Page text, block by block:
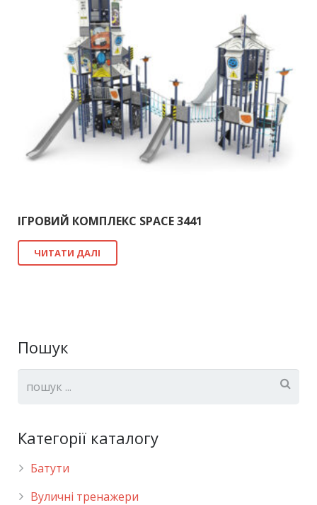
ІГРОВИЙ КОМПЛЕКС SPACE 3441
ЧИТАТИ ДАЛІ
Пошук
Категорії каталогу
Батути
Вуличні тренажери